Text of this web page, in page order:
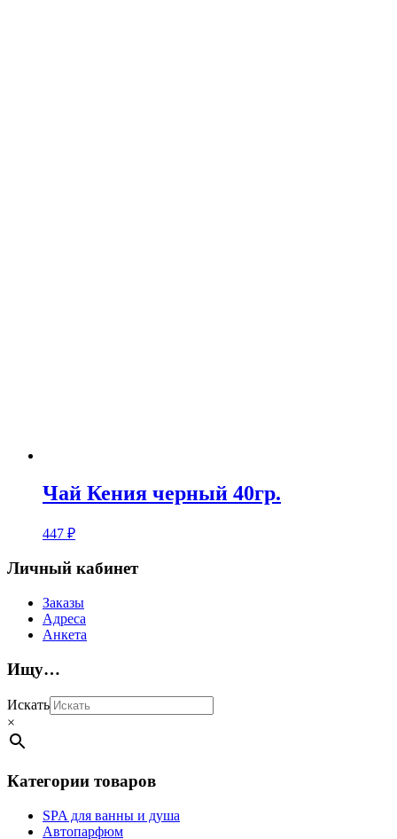
Чай Кения черный 40гр.
447 ₽
Личный кабинет
Заказы
Адреса
Анкета
Ищу…
Искать
×
Категории товаров
SPA для ванны и душа
Автопарфюм